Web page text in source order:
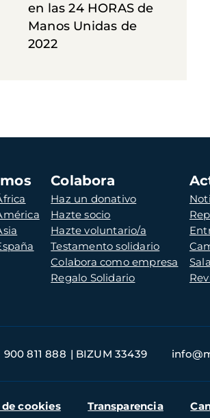
en las 24 HORAS de
Manos Unidas de
2022
Colabora
Haz un donativo
Hazte socio
Hazte voluntario/a
Testamento solidario
Colabora como empresa
Regalo Solidario
900 811 888 BIZUM 33439
cookies Transparencia